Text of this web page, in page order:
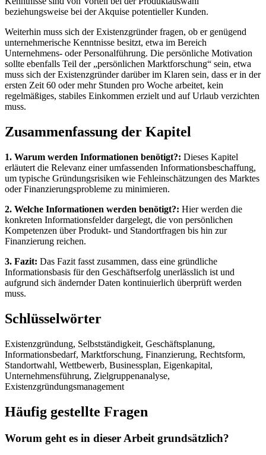
beziehungsweise bei der Akquise potentieller Kunden.
Weiterhin muss sich der Existenzgründer fragen, ob er genügend
unternehmerische Kenntnisse besitzt, etwa im Bereich
Unternehmens- oder Personalführung. Die persönliche Motivation
sollte ebenfalls Teil der „persönlichen Marktforschung“ sein, etwa
muss sich der Existenzgründer darüber im Klaren sein, dass er in der
ersten Zeit 60 oder mehr Stunden pro Woche arbeitet, kein
regelmäßiges, stabiles Einkommen erzielt und auf Urlaub verzichten
muss.
Zusammenfassung der Kapitel
1. Warum werden Informationen benötigt?: Dieses Kapitel
erläutert die Relevanz einer umfassenden Informationsbeschaffung,
um typische Gründungsrisiken wie Fehleinschätzungen des Marktes
oder Finanzierungsprobleme zu minimieren.
2. Welche Informationen werden benötigt?: Hier werden die
konkreten Informationsfelder dargelegt, die von persönlichen
Kompetenzen über Produkt- und Standortfragen bis hin zur
Finanzierung reichen.
3. Fazit: Das Fazit fasst zusammen, dass eine gründliche
Informationsbasis für den Geschäftserfolg unerlässlich ist und
aufgrund sich ändernder Daten kontinuierlich überprüft werden
muss.
Schlüsselwörter
Existenzgründung, Selbstständigkeit, Geschäftsplanung,
Informationsbedarf, Marktforschung, Finanzierung, Rechtsform,
Standortwahl, Wettbewerb, Businessplan, Eigenkapital,
Unternehmensführung, Zielgruppenanalyse,
Existenzgründungsmanagement
Häufig gestellte Fragen
Worum geht es in dieser Arbeit grundsätzlich?